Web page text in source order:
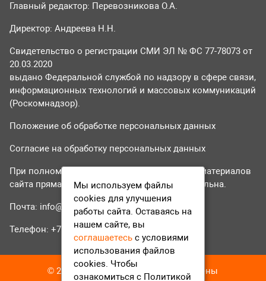
Главный редактор: Перевозникова О.А.
Директор: Андреева Н.Н.
Свидетельство о регистрации СМИ ЭЛ № ФС 77-78073 от
20.03.2020
выдано Федеральной службой по надзору в сфере связи,
информационных технологий и массовых коммуникаций
(Роскомнадзор).
Положение об обработке персональных данных
Согласие на обработку персональных данных
При полном или частичном использовании материалов
сайта прямая гиперссылка на tvr24.tv обязательна.
Почта: info@tvr24.tv
Телефон: +7 (496) 551-04-95
© 2016-2023 ТВР24 Все права защищены
Мы используем файлы
cookies для улучшения
работы сайта. Оставаясь на
нашем сайте, вы
соглашаетесь с условиями
использования файлов
cookies. Чтобы
ознакомиться с Политикой